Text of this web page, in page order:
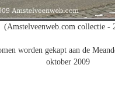
(Amstelveenweb.com collectie -
worden gekapt aan de
oktober 2009